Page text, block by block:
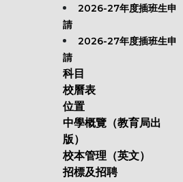
2026-27年度插班生申
請
2026-27年度插班生申
請
科目
校曆表
位置
中學概覽（教育局出
版）
校本管理（英文）
招標及招聘